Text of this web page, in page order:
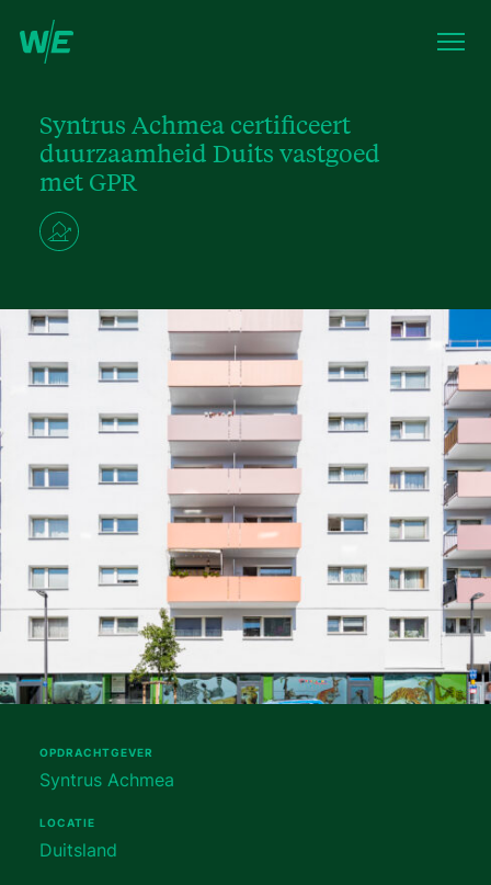
Syntrus Achmea certificeert
duurzaamheid Duits vastgoed
met GPR
OPDRACHTGEVER
Syntrus Achmea
LOCATIE
Duitsland